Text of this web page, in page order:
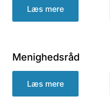
Læs mere
Menighedsråd
Læs mere